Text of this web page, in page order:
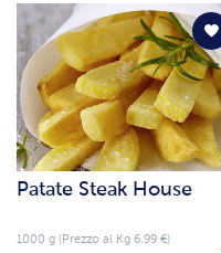
Patate Steak House
1000 g (Prezzo al Kg 6.99 €)